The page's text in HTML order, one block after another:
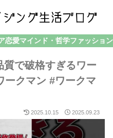
恋愛マインド・哲学ファッション
質で破格すぎるワー
ークマン #ワークマ
2025.10.15 2025.09.23